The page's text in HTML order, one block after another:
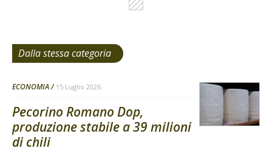
Dalla stessa categoria
ECONOMIA 15 Luglio 2026
Pecorino Romano Dop,
produzione stabile a 39 milioni
di chili